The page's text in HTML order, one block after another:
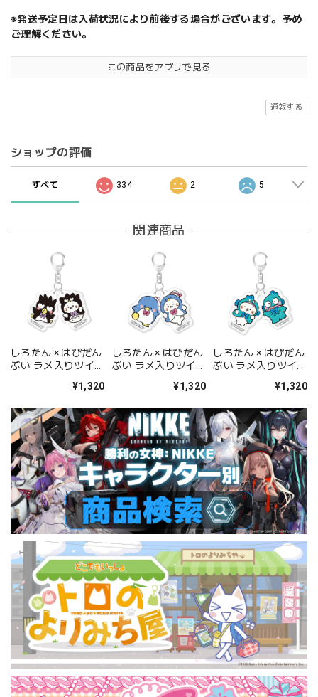
※発送予定日は入荷状況により前後する場合がございます。予め
ご理解ください。
この商品をアプリで見る
通報する
ショップの評価
すべて 334 2 5
関連商品
しろたん × はぴだん
ぶい ラメ入りツイン
ー / しろたん×バッ
¥1,320
しろたん × はぴだん
ぶい ラメ入りツイン
ー / しろたん×タキ
¥1,320
しろたん × はぴだん
ぶい ラメ入りツイン
ー / しろたん×ハン
¥1,320